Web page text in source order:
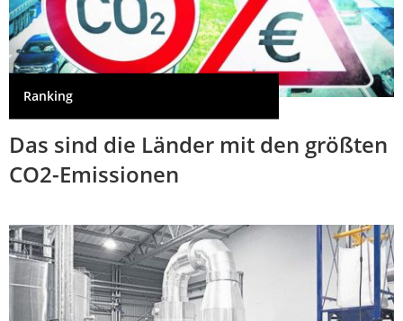
Ranking
Das sind die Länder mit den größten
CO2-Emissionen